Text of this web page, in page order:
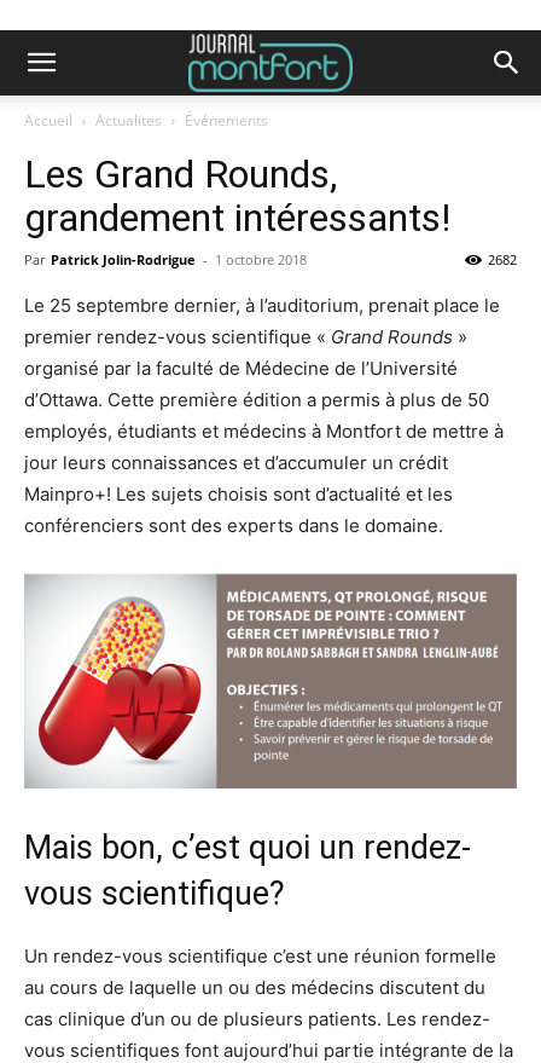
Accueil Actualites Événements
Les Grand Rounds,
grandement intéressants!
Par Patrick Jolin-Rodrigue - 1 octobre 2018 2682
Le 25 septembre dernier, à l’auditorium, prenait place le
premier rendez-vous scientifique « Grand Rounds »
organisé par la faculté de Médecine de l’Université
d’Ottawa. Cette première édition a permis à plus de 50
employés, étudiants et médecins à Montfort de mettre à
jour leurs connaissances et d’accumuler un crédit
Mainpro+! Les sujets choisis sont d’actualité et les
conférenciers sont des experts dans le domaine.
Mais bon, c’est quoi un rendez-
vous scientifique?
Un rendez-vous scientifique c’est une réunion formelle
au cours de laquelle un ou des médecins discutent du
cas clinique d’un ou de plusieurs patients. Les rendez-
vous scientifiques font aujourd’hui partie intégrante de la